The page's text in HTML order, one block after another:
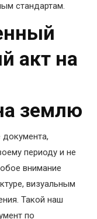
стандартам.
акт на
землю
периоду и не
внимание
визуальным
Такой наш
по